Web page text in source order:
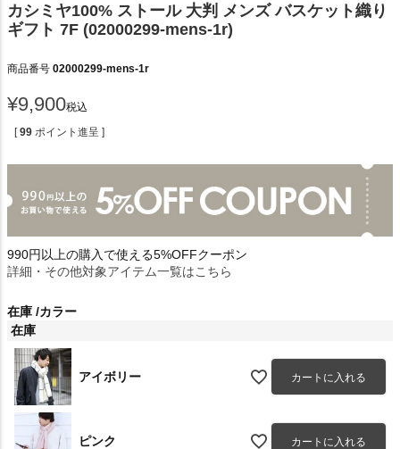
カシミヤ100% ストール 大判 メンズ バスケット織り
ギフト 7F (02000299-mens-1r)
商品番号 02000299-mens-1r
¥9,900税込
[ 99 ポイント進呈 ]
990円以上の購入で使える5%OFFクーポン
詳細・その他対象アイテム一覧はこちら
在庫 カラー
在庫
アイボリー カートに入れる
ピンク カートに入れる